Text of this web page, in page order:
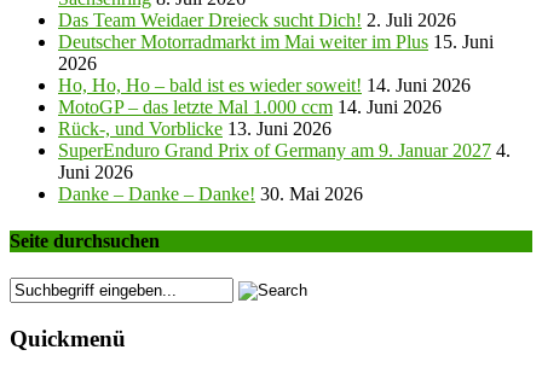
Das Team Weidaer Dreieck sucht Dich! 2. Juli 2026
Deutscher Motorradmarkt im Mai weiter im Plus 15. Juni
2026
Ho, Ho, Ho – bald ist es wieder soweit! 14. Juni 2026
MotoGP – das letzte Mal 1.000 ccm 14. Juni 2026
Rück-, und Vorblicke 13. Juni 2026
SuperEnduro Grand Prix of Germany am 9. Januar 2027 4.
Juni 2026
Danke – Danke – Danke! 30. Mai 2026
Seite durchsuchen
Quickmenü